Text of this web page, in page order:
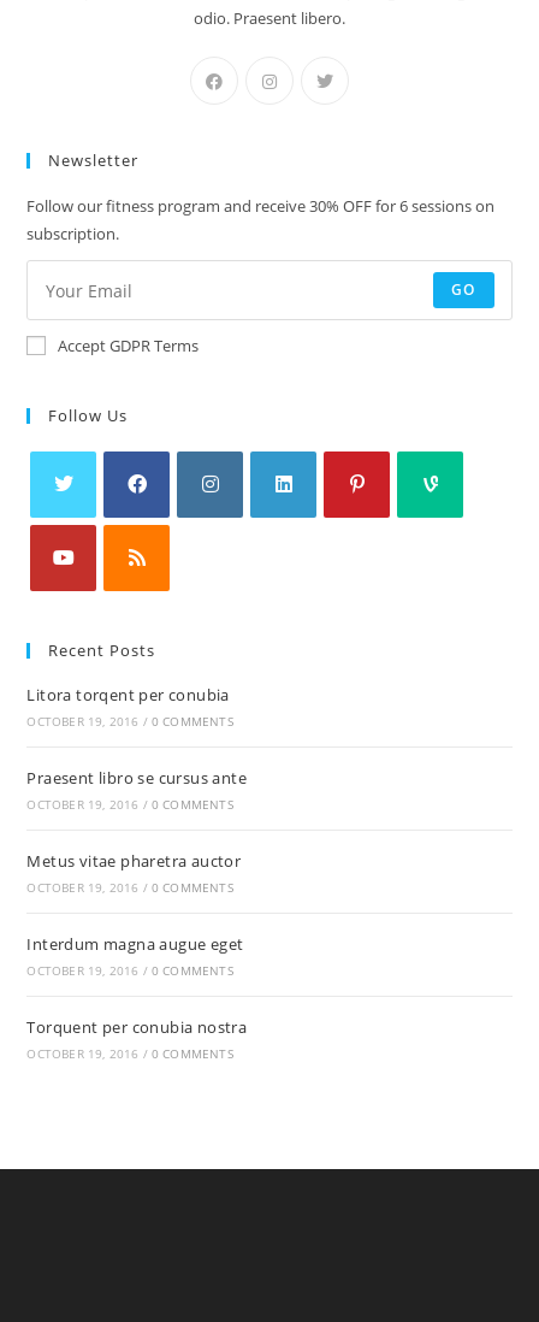
odio. Praesent libero.
Newsletter
Follow our fitness program and receive 30% OFF for 6 sessions on
subscription.
GO
Accept GDPR Terms
Follow Us
Recent Posts
Litora torqent per conubia
OCTOBER 19, 2016 / 0 COMMENTS
Praesent libro se cursus ante
OCTOBER 19, 2016 / 0 COMMENTS
Metus vitae pharetra auctor
OCTOBER 19, 2016 / 0 COMMENTS
Interdum magna augue eget
OCTOBER 19, 2016 / 0 COMMENTS
Torquent per conubia nostra
OCTOBER 19, 2016 / 0 COMMENTS